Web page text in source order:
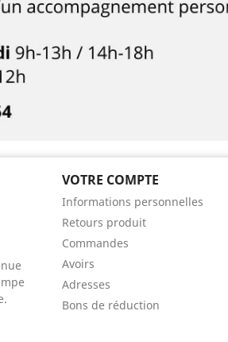
VOTRE COMPTE
Informations personnelles
Retours produit
Commandes
Avoirs
Adresses
Bons de réduction